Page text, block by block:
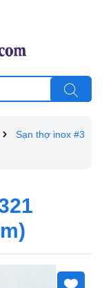
Sạn thợ inox #3